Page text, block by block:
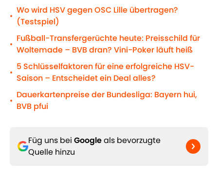
•
Wo wird HSV gegen OSC Lille übertragen?
(Testspiel)
•
Fußball-Transfergerüchte heute: Preisschild für
Woltemade – BVB dran? Vini-Poker läuft heiß
•
5 Schlüsselfaktoren für eine erfolgreiche HSV-
Saison – Entscheidet ein Deal alles?
•
Dauerkartenpreise der Bundesliga: Bayern hui,
BVB pfui
Füg uns bei Googleals bevorzugte
Quelle hinzu